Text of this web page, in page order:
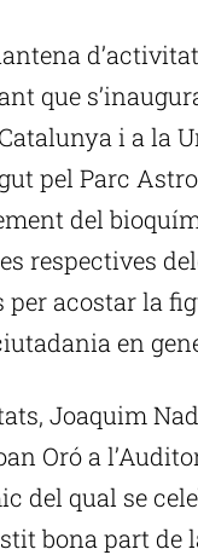
que
i a la
pel Parc
del
respectives
acostar la
en
Joaquim
Oró a
del qual se
bona part de